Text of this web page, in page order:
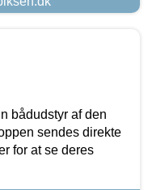
bådudstyr af den
sendes direkte
for at se deres